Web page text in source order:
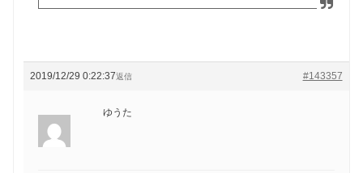
2019/12/29 0:22:37 #143357
返信
ゆうた